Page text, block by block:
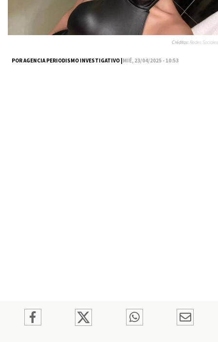
POR AGENCIA PERIODISMO INVESTIGATIVO |MIÉ, 23/04/2025 - 10:53
Créditos:Redes Sociales